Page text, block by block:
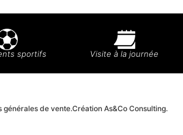
sportifs Visite à la journée
générales de vente.Création As&Co Consulting.